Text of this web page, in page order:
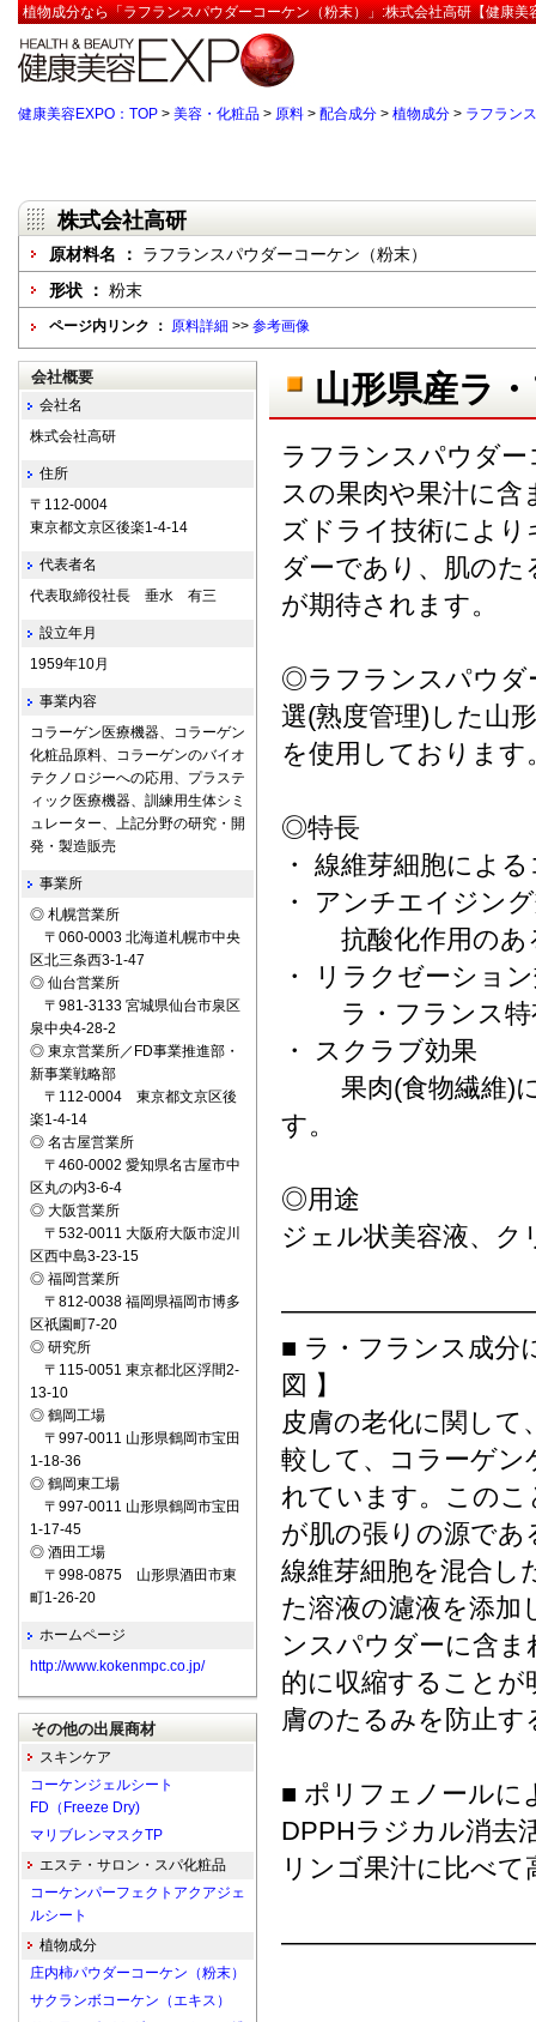
植物成分なら「ラフランスパウダーコーケン（粉末）」:株式会社高研【健康美
健康美容EXPO：TOP > 美容・化粧品 > 原料 > 配合成分 > 植物成分 > ラフラン
株式会社高研
原材料名 ： ラフランスパウダーコーケン（粉末）
形状 ： 粉末
ページ内リンク ： 原料詳細 >> 参考画像
山形県産ラ
ラフランスパウダ
スの果肉や果汁に含
ズドライ技術によ
ダーであり、肌のた
が期待されます。
◎ラフランスパウダ
選(熟度管理)した山
を使用しております
◎特長
・ 線維芽細胞によ
・ アンチエイジ
抗酸化作用のあ
・ リラクゼー
ラ・フランス特
・ スクラブ効果
果肉(食物繊維)に
す。
◎用途
ジェル状美容液、
■ ラ・フランス成分
図 】
皮膚の老化に関して
較して、コラーゲン
れています。このこ
が肌の張りの源で
線維芽細胞を混合し
た溶液の濾液を添加
ンスパウダーに含
的に収縮すること
膚のたるみを防止
■ ポリフェノールに
DPPHラジカル消去
リンゴ果汁に比べ
会社概要
会社名
株式会社高研
住所
〒112-0004
東京都文京区後楽1-4-14
代表者名
代表取締役社長 垂水 有三
設立年月
1959年10月
事業内容
コラーゲン医療機器、コラーゲン
化粧品原料、コラーゲンのバイオ
テクノロジーへの応用、プラステ
ィック医療機器、訓練用生体シミ
ュレーター、上記分野の研究・開
発・製造販売
事業所
◎ 札幌営業所
〒060-0003 北海道札幌市中央
区北三条西3-1-47
◎ 仙台営業所
〒981-3133 宮城県仙台市泉区
泉中央4-28-2
◎ 東京営業所／FD事業推進部・
新事業戦略部
〒112-0004 東京都文京区後
楽1-4-14
◎ 名古屋営業所
〒460-0002 愛知県名古屋市中
区丸の内3-6-4
◎ 大阪営業所
〒532-0011 大阪府大阪市淀川
区西中島3-23-15
◎ 福岡営業所
〒812-0038 福岡県福岡市博多
区祇園町7-20
◎ 研究所
〒115-0051 東京都北区浮間2-
13-10
◎ 鶴岡工場
〒997-0011 山形県鶴岡市宝田
1-18-36
◎ 鶴岡東工場
〒997-0011 山形県鶴岡市宝田
1-17-45
◎ 酒田工場
〒998-0875 山形県酒田市東
町1-26-20
ホームページ
http://www.kokenmpc.co.jp/
その他の出展商材
スキンケア
コーケンジェルシート
FD（Freeze Dry)
マリブレンマスクTP
エステ・サロン・スパ化粧品
コーケンパーフェクトアクアジェ
ルシート
植物成分
庄内柿パウダーコーケン（粉末）
サクランボコーケン（エキス）